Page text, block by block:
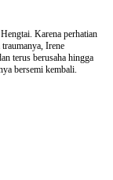
Karena perhatian
Irene
terus berusaha hingga
bersemi kembali.